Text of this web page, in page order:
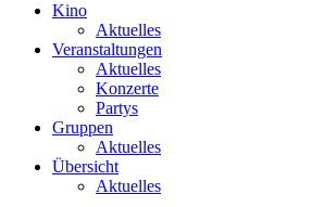
Kino
Aktuelles
Veranstaltungen
Aktuelles
Konzerte
Partys
Gruppen
Aktuelles
Übersicht
Aktuelles